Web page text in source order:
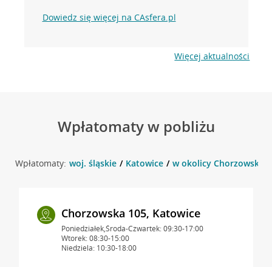
Dowiedz się więcej na CAsfera.pl
Więcej aktualności
Wpłatomaty w pobliżu
Wpłatomaty: woj. śląskie Katowice w okolicy Chorzowska
Chorzowska 105, Katowice
Poniedziałek,Środa-Czwartek: 09:30-17:00
Wtorek: 08:30-15:00
Niedziela: 10:30-18:00